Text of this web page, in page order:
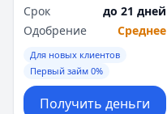
Срок
до 21 дней
Одобрение
Среднее
Для новых клиентов
Первый займ 0%
Получить деньги